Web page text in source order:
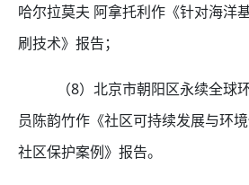
哈尔拉莫夫 阿拿托利作《针对海洋
刷技术》报告；
（8）北京市朝阳区永续全球
员陈韵竹作《社区可持续发展与环
社区保护案例》报告。